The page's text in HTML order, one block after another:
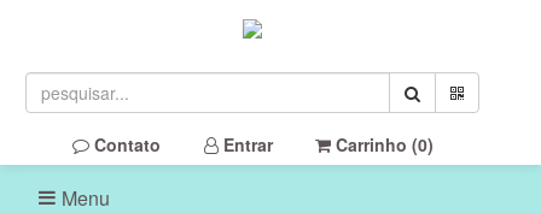
Contato Entrar Carrinho (0)
Menu